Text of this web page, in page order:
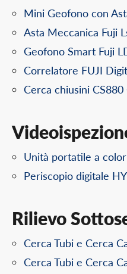
Mini Geofono con
Asta Meccanica Fuji
Geofono Smart Fuji
Correlatore FUJI
Cerca chiusini CS880
Unità portatile a
Periscopio digitale
Rilievo
Cerca Tubi e Cerca
Cerca Tubi e Cerca